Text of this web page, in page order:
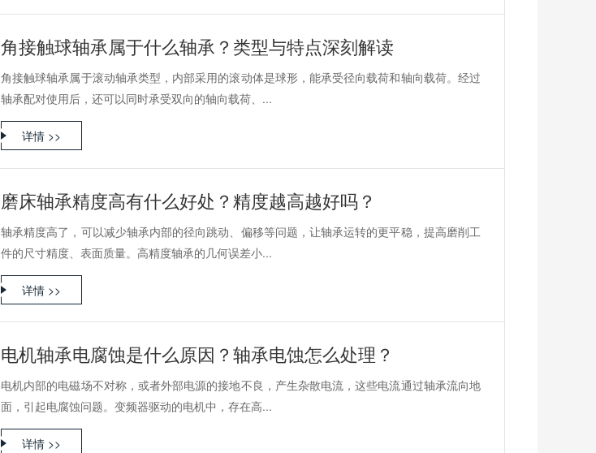
角接触球轴承属于什么轴承？类型与特点深刻解读
角接触球轴承属于滚动轴承类型，内部采用的滚动体是球形，能承受径向载荷和轴向载荷。经过
轴承配对使用后，还可以同时承受双向的轴向载荷、...
详情 >>
磨床轴承精度高有什么好处？精度越高越好吗？
轴承精度高了，可以减少轴承内部的径向跳动、偏移等问题，让轴承运转的更平稳，提高磨削工
件的尺寸精度、表面质量。高精度轴承的几何误差小...
详情 >>
电机轴承电腐蚀是什么原因？轴承电蚀怎么处理？
电机内部的电磁场不对称，或者外部电源的接地不良，产生杂散电流，这些电流通过轴承流向地
面，引起电腐蚀问题。变频器驱动的电机中，存在高...
详情 >>